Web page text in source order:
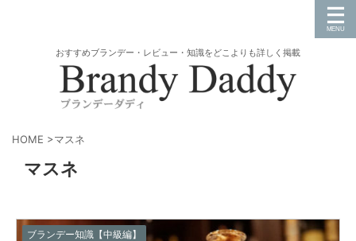
おすすめブランデー・レビュー・知識をどこよりも詳しく掲載
HOME >マスネ
マスネ
ブランデー知識【中級編】